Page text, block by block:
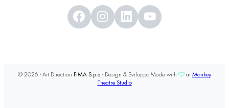
© 2026 - Art Direction FIMA S.p.a - Design & Sviluppo Made with at Monkey
Theatre Studio